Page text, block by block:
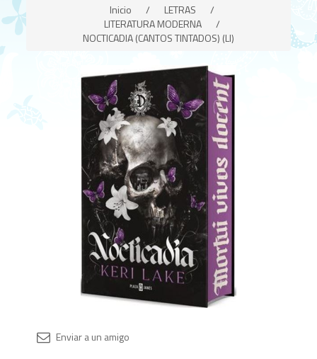
Inicio / LETRAS
/
LITERATURA MODERNA
/
NOCTICADIA (CANTOS TINTADOS) (LI)